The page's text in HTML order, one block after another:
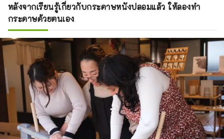
หลังจากเรียนรู้เกี่ยวกับกระดาษหนังปลอมแล้ว ให้ลองทำ
กระดาษด้วยตนเอง